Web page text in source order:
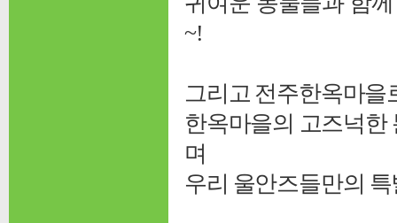
~!
그리고 전주한옥마을
한옥마을의 고즈넉한
며
우리 울안즈들만의